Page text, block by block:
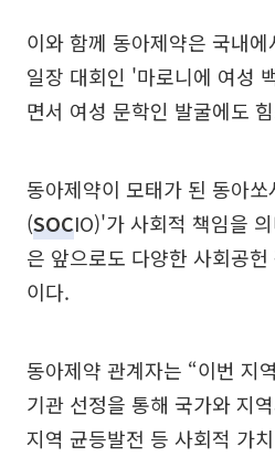
이와 함께 동아제약은 국내
일장 대회인 '마로니에 여성
면서 여성 문학인 발굴에도
동아제약이 모태가 된 동아
(SOCIO)'가 사회적 책임을
은 앞으로도 다양한 사회공
이다.
동아제약 관계자는 “이번 지
기관 선정을 통해 국가와 지
지역 균등발전 등 사회적 가